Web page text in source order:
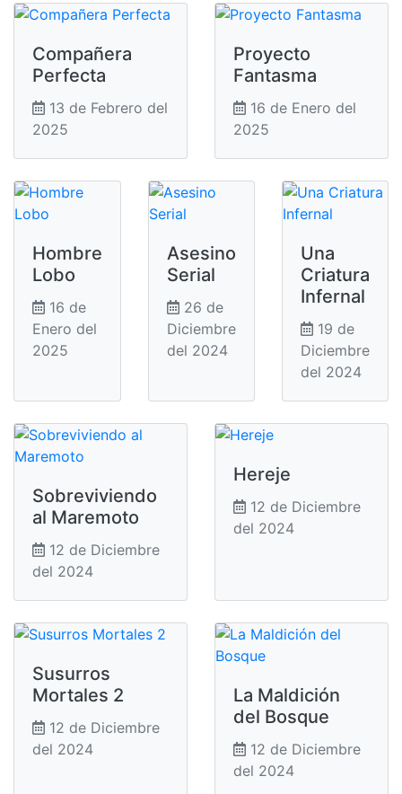
Compañera
Perfecta
13 de Febrero del
2025
Proyecto
Fantasma
16 de Enero del
2025
Hombre
Lobo
16 de
Enero del
2025
Asesino
Serial
26 de
Diciembre
del 2024
Una
Criatura
Infernal
19 de
Diciembre
del 2024
Sobreviviendo
al Maremoto
12 de Diciembre
del 2024
Hereje
12 de Diciembre
del 2024
Susurros
Mortales 2
12 de Diciembre
del 2024
La Maldición
del Bosque
12 de Diciembre
del 2024